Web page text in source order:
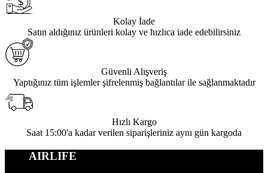
Kolay İade
Satın aldığınız ürünleri kolay ve hızlıca iade edebilirsiniz
Güvenli Alışveriş
Yaptığınız tüm işlemler şifrelenmiş bağlantılar ile sağlanmaktadır
Hızlı Kargo
Saat 15:00'a kadar verilen siparişleriniz aynı gün kargoda
AIRLIFE